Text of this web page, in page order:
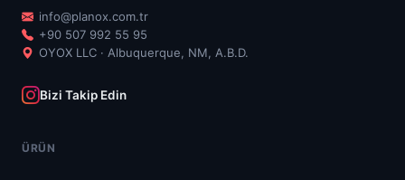
info@planox.com.tr
+90 507 992 55 95
OYOX LLC · Albuquerque, NM, A.B.D.
Bizi Takip Edin
ÜRÜN